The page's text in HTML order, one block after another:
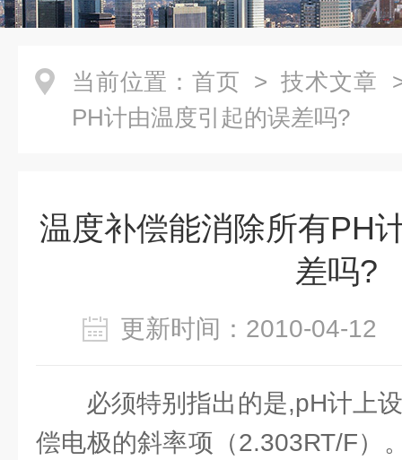
当前位置： 首页 > 技术文章
PH计由温度引起的误差吗?
温度补偿能消除所有PH
差吗?
更新时间：2010-04-
必须特别指出的是,pH计上
偿电极的斜率项（2.303RT/F）